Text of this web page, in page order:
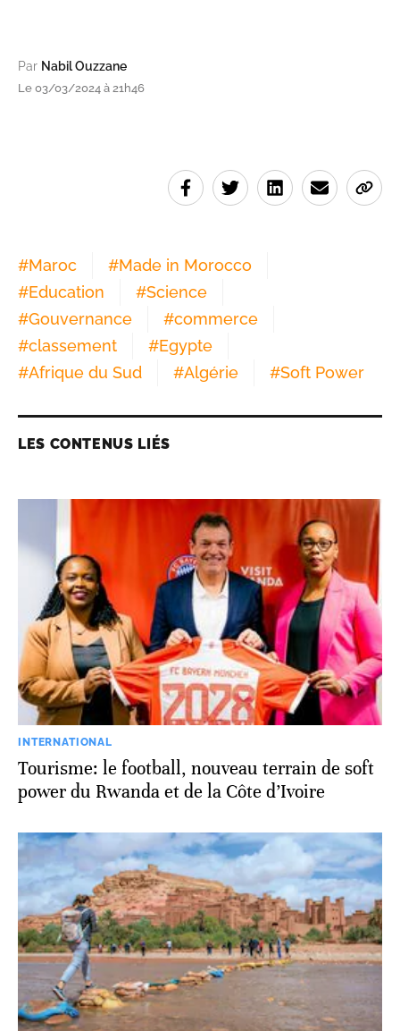
Par Nabil Ouzzane
Le 03/03/2024 à 21h46
#Maroc #Made in Morocco
#Education #Science
#Gouvernance #commerce
#classement #Egypte
#Afrique du Sud #Algérie #Soft Power
LES CONTENUS LIÉS
INTERNATIONAL
Tourisme: le football, nouveau terrain de soft
power du Rwanda et de la Côte d’Ivoire